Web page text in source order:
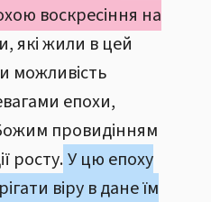
воскресіння на
які жили в цей
можливість
епохи,
провидінням
росту.У цю епоху
віру в дане їм